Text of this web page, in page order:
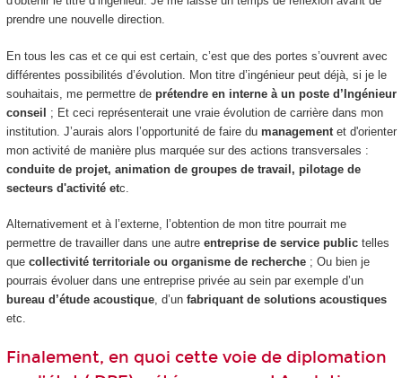
prendre une nouvelle direction.
En tous les cas et ce qui est certain, c’est que des portes s’ouvrent avec
différentes possibilités d’évolution. Mon titre d’ingénieur peut déjà, si je le
souhaitais, me permettre de prétendre en interne à un poste d’Ingénieur
conseil ; Et ceci représenterait une vraie évolution de carrière dans mon
institution. J’aurais alors l’opportunité de faire du management et d'orienter
mon activité de manière plus marquée sur des actions transversales :
conduite de projet, animation de groupes de travail, pilotage de
secteurs d'activité etc.
Alternativement et à l’externe, l’obtention de mon titre pourrait me
permettre de travailler dans une autreentreprise de service public telles
que collectivité territoriale ou organisme de recherche; Ou bien je
pourrais évoluer dans une entreprise privée au sein par exemple d’un
bureau d’étude acoustique, d’un fabriquant de solutions acoustiques
etc.
Finalement, en quoi cette voie de diplomation